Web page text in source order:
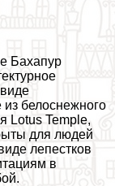
Бахапур
белоснежного
Lotus Temple,
для людей
лепестков
в